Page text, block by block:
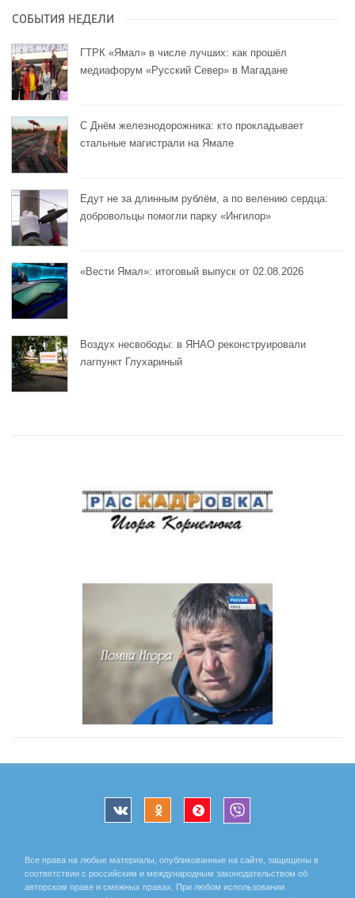
СОБЫТИЯ НЕДЕЛИ
ГТРК «Ямал» в числе лучших: как прошёл
медиафорум «Русский Север» в Магадане
С Днём железнодорожника: кто прокладывает
стальные магистрали на Ямале
Едут не за длинным рублём, а по велению сердца:
добровольцы помогли парку «Ингилор»
«Вести Ямал»: итоговый выпуск от 02.08.2026
Воздух несвободы: в ЯНАО реконструировали
лагпункт Глухариный
Все права на любые материалы, опубликованные на сайте, защищены в
соответствии с российским и международным законодательством об
авторском праве и смежных правах. При любом использовании